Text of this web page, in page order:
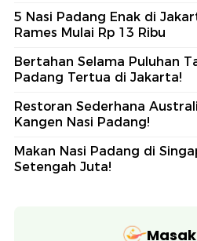
5 Nasi Padang Enak di
Rames Mulai Rp 13 Ribu
Bertahan Selama Puluhan
Padang Tertua di Jakarta!
Restoran Sederhana
Kangen Nasi Padang!
Makan Nasi Padang di
Setengah Juta!